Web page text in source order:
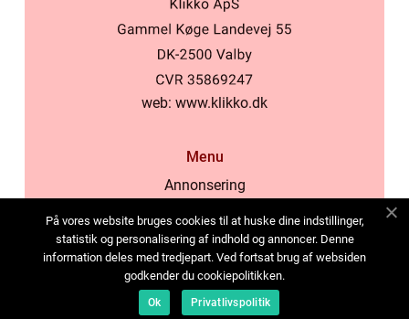
web: www.klikko.dk
Menu
Annonsering
Cookies
Kontakta oss
Sitemap
På vores website bruges cookies til at huske dine indstillinger,
statistik og personalisering af indhold og annoncer. Denne
information deles med tredjepart. Ved fortsat brug af websiden
godkender du cookiepolitikken.
Ok Privatlivspolitik